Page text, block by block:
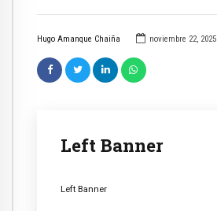
Hugo Amanque Chaiña noviembre 22, 2025
Left Banner
Left Banner